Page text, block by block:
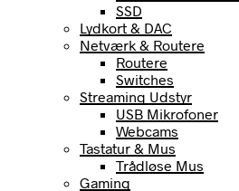
SSD
Lydkort & DAC
Netværk & Routere
Routere
Switches
Streaming Udstyr
USB Mikrofoner
Webcams
Tastatur & Mus
Trådløse Mus
Gaming